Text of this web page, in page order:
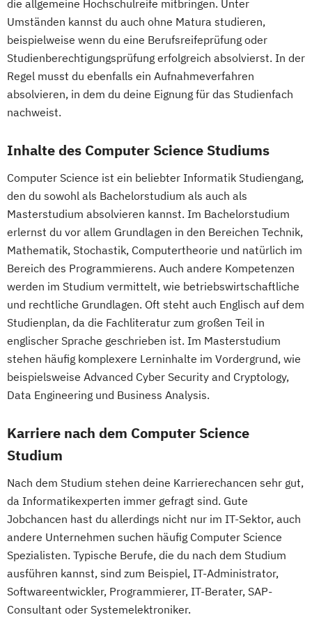
Growth Hacking for Entrepreneurs (DE/EN)
Heilpädagogik
Heilpädagogik und Inklusion
Heilpädagogik/Inklusionspädagogik
Hotelmanagement (DE/EN)
IT-Betriebswirt/in
Immobilienmanagement für
Immobilienkaufleute
Immobilienwirtschaft Informatik
Information Technology Management
(DE/EN)
Innovation and Entrepreneurship (DE/EN)
International Healthcare Management
(DE/EN)
International Management (DE/EN)
Internationales Marketing
Journalismus und digitale Kommunikation
Kindheitspädagogik
Kindheitspädagogik für Erzieher:innen
Kommunikationspsychologie
Machine Learning (EN)
Management (DE/EN)
Marketing
Marketing und digitale Medien
Marketingmanagement Maschinenbau
Master of Business Administration (DE/EN)
Mechatronik
Kampagnenmanagement
Strategisches Sicherheitsmanagement
Sustainable Finance & Digital
Transformation (EN)
Training & Sport
ohne Matura)
Wirtschaftsingenieur
Wirtschaftskriminalität & Cyber Crime
Radiologietechnologie
Simulation in Health Care
Software Design and Engineering
Sonography Soziale Arbeit
Sozialraumorientierte und Klinische Soziale
Arbeit
Sustainability Assessment and Resource
Management
Sustainable Packaging Design and
Technology
Tax Consulting Tax Management
Technical Management*
Technische Informatik
die allgemeine Hochschulreife mitbringen. Unter
Umständen kannst du auch ohne Matura studieren,
beispielweise wenn du eine Berufsreifeprüfung oder
Studienberechtigungsprüfung erfolgreich absolvierst. In der
Regel musst du ebenfalls ein Aufnahmeverfahren
absolvieren, in dem du deine Eignung für das Studienfach
nachweist.
Inhalte des Computer Science Studiums
Computer Science ist ein beliebter Informatik Studiengang,
den du sowohl als Bachelorstudium als auch als
Masterstudium absolvieren kannst. Im Bachelorstudium
erlernst du vor allem Grundlagen in den Bereichen Technik,
Mathematik, Stochastik, Computertheorie und natürlich im
Bereich des Programmierens. Auch andere Kompetenzen
werden im Studium vermittelt, wie betriebswirtschaftliche
und rechtliche Grundlagen. Oft steht auch Englisch auf dem
Studienplan, da die Fachliteratur zum großen Teil in
englischer Sprache geschrieben ist. Im Masterstudium
stehen häufig komplexere Lerninhalte im Vordergrund, wie
beispielsweise Advanced Cyber Security and Cryptology,
Data Engineering und Business Analysis.
Karriere nach dem Computer Science
Studium
Nach dem Studium stehen deine Karrierechancen sehr gut,
da Informatikexperten immer gefragt sind. Gute
Jobchancen hast du allerdings nicht nur im IT-Sektor, auch
andere Unternehmen suchen häufig Computer Science
Spezialisten. Typische Berufe, die du nach dem Studium
ausführen kannst, sind zum Beispiel, IT-Administrator,
Softwareentwickler, Programmierer, IT-Berater, SAP-
Consultant oder Systemelektroniker.